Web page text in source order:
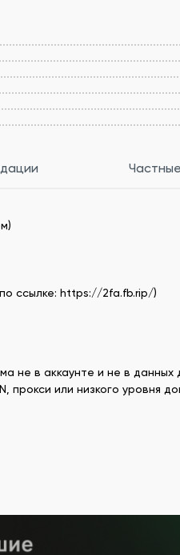
ссылке: https://2fa.fb.rip/)
не в аккаунте и не в данных
или низкого уровня